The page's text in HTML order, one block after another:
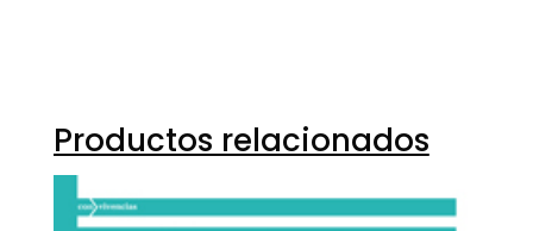
Productos relacionados